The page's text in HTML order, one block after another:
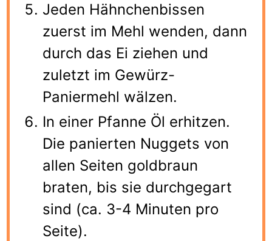
Jeden Hähnchenbissen
zuerst im Mehl wenden, dann
durch das Ei ziehen und
zuletzt im Gewürz-
Paniermehl wälzen.
In einer Pfanne Öl erhitzen.
Die panierten Nuggets von
allen Seiten goldbraun
braten, bis sie durchgegart
sind (ca. 3-4 Minuten pro
Seite).